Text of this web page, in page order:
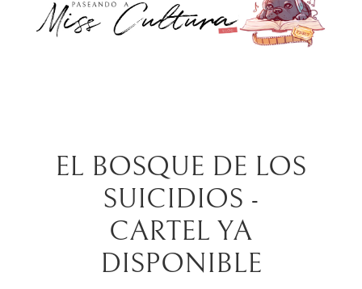
EL BOSQUE DE LOS
SUICIDIOS -
CARTEL YA